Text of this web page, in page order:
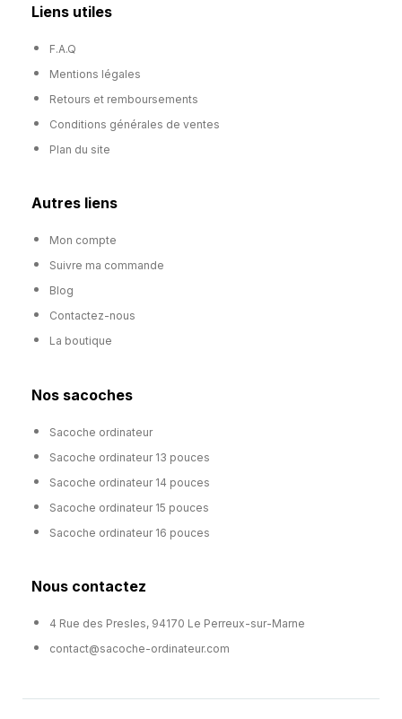
Liens utiles
F.A.Q
Mentions légales
Retours et remboursements
Conditions générales de ventes
Plan du site
Autres liens
Mon compte
Suivre ma commande
Blog
Contactez-nous
La boutique
Nos sacoches
Sacoche ordinateur
Sacoche ordinateur 13 pouces
Sacoche ordinateur 14 pouces
Sacoche ordinateur 15 pouces
Sacoche ordinateur 16 pouces
Nous contactez
4 Rue des Presles, 94170 Le Perreux-sur-Marne
contact@sacoche-ordinateur.com